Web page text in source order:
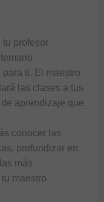
tu profesor
ti. El maestro
las clases a tus
aprendizaje que
conocer las
profundizar en
más
maestro